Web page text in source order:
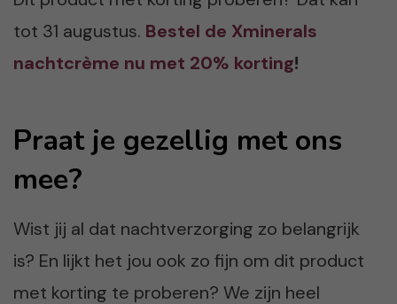
tot 31 augustus. Bestel de Xminerals
nachtcrème nu met 20% korting!
Praat je gezellig met ons
mee?
Wist jij al dat nachtverzorging zo belangrijk
is? En lijkt het jou ook zo fijn om dit product
met korting te proberen? We zijn heel